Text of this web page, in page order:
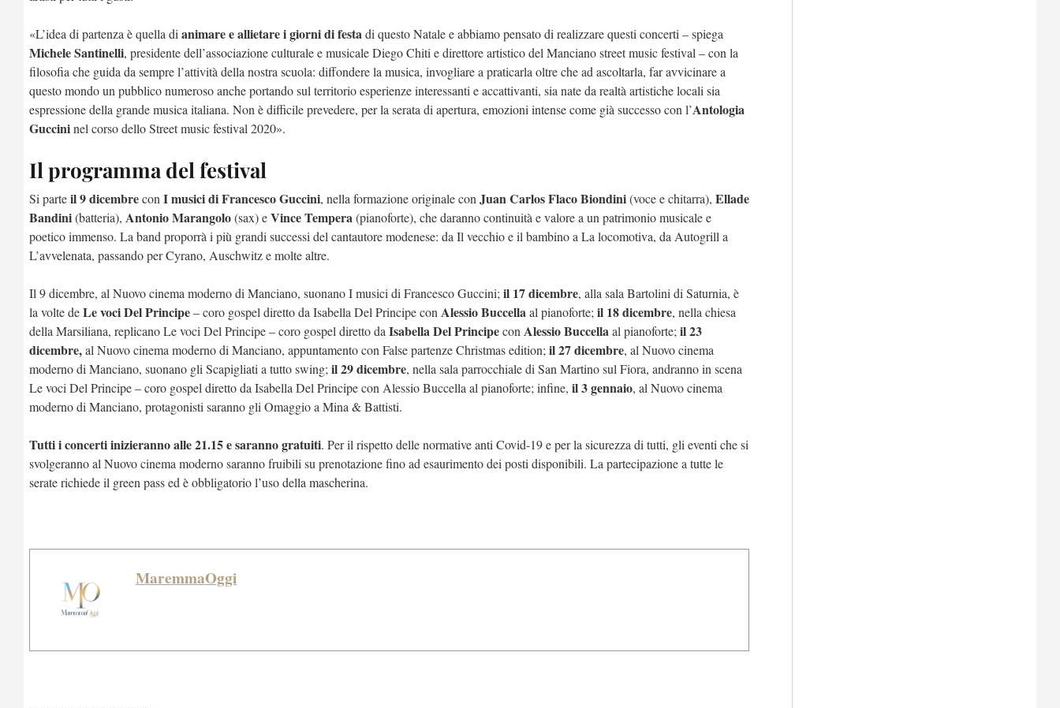
«L’idea di partenza è quella di animare e allietare i giorni di festadi questo Natale e abbiamo pensato di realizzare questi concerti – spiega
Michele Santinelli, presidente dell’associazione culturale e musicale Diego Chiti e direttore artistico del Manciano street music festival – con la
filosofia che guida da sempre l’attività della nostra scuola: diffondere la musica, invogliare a praticarla oltre che ad ascoltarla, far avvicinare a
questo mondo un pubblico numeroso anche portando sul territorio esperienze interessanti e accattivanti, sia nate da realtà artistiche locali sia
espressione della grande musica italiana. Non è difficile prevedere, per la serata di apertura, emozioni intense come già successo con l’Antologia
Guccininel corso dello Street music festival 2020».
Il programma del festival
Si parteil 9 dicembrecon I musici di Francesco Guccini, nella formazione originale con Juan Carlos Flaco Biondini(voce e chitarra), Ellade
Bandini(batteria), Antonio Marangolo(sax) eVince Tempera(pianoforte), che daranno continuità e valore a un patrimonio musicale e
poetico immenso. La band proporrà i più grandi successi del cantautore modenese: da Il vecchio e il bambino a La locomotiva, da Autogrill a
L’avvelenata, passando per Cyrano, Auschwitz e molte altre.
Il 9 dicembre, al Nuovo cinema moderno di Manciano, suonano I musici di Francesco Guccini; il 17 dicembre, alla sala Bartolini di Saturnia, è
la volte deLe voci Del Principe– coro gospel diretto da Isabella Del Principe con Alessio Buccellaal pianoforte; il 18 dicembre, nella chiesa
della Marsiliana, replicano Le voci Del Principe – coro gospel diretto da Isabella Del Principecon Alessio Buccellaal pianoforte; il 23
dicembre,al Nuovo cinema moderno di Manciano, appuntamento con False partenze Christmas edition; il 27 dicembre, al Nuovo cinema
moderno di Manciano, suonano gli Scapigliati a tutto swing; il 29 dicembre, nella sala parrocchiale di San Martino sul Fiora, andranno in scena
Le voci Del Principe – coro gospel diretto da Isabella Del Principe con Alessio Buccella al pianoforte; infine, il 3 gennaio, al Nuovo cinema
moderno di Manciano, protagonisti saranno gli Omaggio a Mina & Battisti.
Tutti i concerti inizieranno alle 21.15 e saranno gratuiti. Per il rispetto delle normative anti Covid-19 e per la sicurezza di tutti, gli eventi che si
svolgeranno al Nuovo cinema moderno saranno fruibili su prenotazione fino ad esaurimento dei posti disponibili. La partecipazione a tutte le
serate richiede il green pass ed è obbligatorio l’uso della mascherina.
MaremmaOggi